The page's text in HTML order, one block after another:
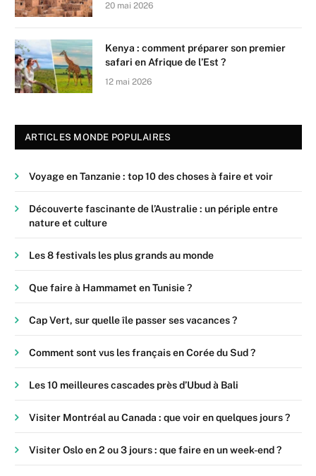
20 mai 2026
Kenya : comment préparer son premier
safari en Afrique de l’Est ?
12 mai 2026
ARTICLES MONDE POPULAIRES
Voyage en Tanzanie : top 10 des choses à faire et voir
Découverte fascinante de l’Australie : un périple entre
nature et culture
Les 8 festivals les plus grands au monde
Que faire à Hammamet en Tunisie ?
Cap Vert, sur quelle île passer ses vacances ?
Comment sont vus les français en Corée du Sud ?
Les 10 meilleures cascades près d’Ubud à Bali
Visiter Montréal au Canada : que voir en quelques jours ?
Visiter Oslo en 2 ou 3 jours : que faire en un week-end ?